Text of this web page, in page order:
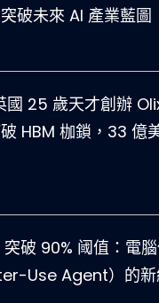
破未來 AI 產業藍圖
國 25 歲天才創辦
HBM 枷鎖，33 億
破 90% 阈值：電
Use Agent）的新